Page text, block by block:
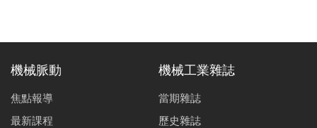
機械脈動
焦點報導
最新課程
機械工業雜誌
當期雜誌
歷史雜誌